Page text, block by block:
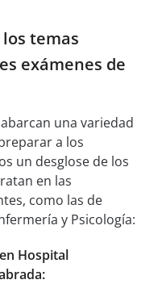
temas
exámenes de
una variedad
a los
un desglose de los
en las
como las de
y Psicología:
Hospital